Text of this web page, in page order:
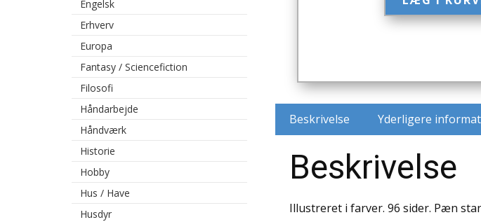
Engelsk
Erhverv
Europa
Fantasy / Sciencefiction
Filosofi
Håndarbejde
Håndværk
Historie
Hobby
Hus / Have
Husdyr
Beskrivelse Yderligere
Beskrivelse
Illustreret i farver. 96 sider. Pæn